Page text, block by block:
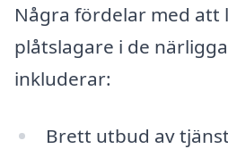
Några fördelar med att
plåtslagare i de
inkluderar:
Brett utbud av